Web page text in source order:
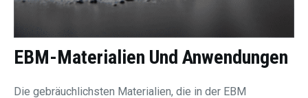
EBM-Materialien Und Anwendungen
Die gebräuchlichsten Materialien, die in der EBM